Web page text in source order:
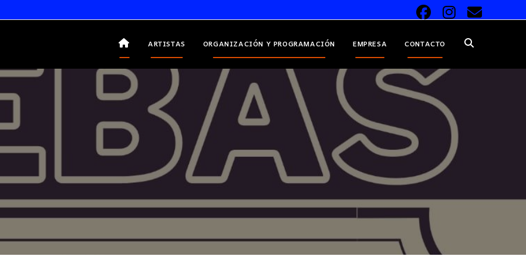
ARTISTAS ORGANIZACIÓN Y PROGRAMACIÓN EMPRESA CONTACTO ALTERNAR